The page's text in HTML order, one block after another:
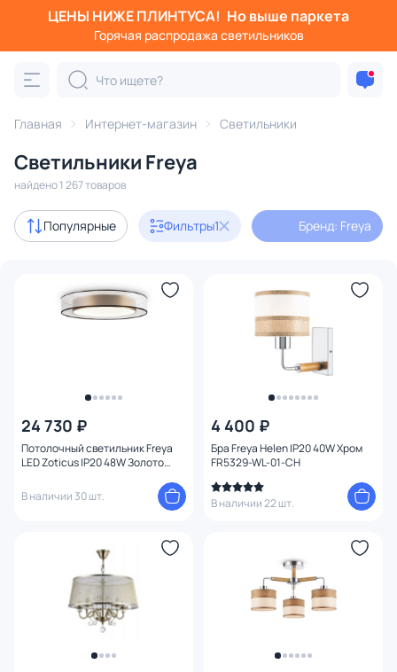
ЦЕНЫ НИЖЕ ПЛИНТУСА! Но выше паркета
Горячая распродажа светильников
Главная Интернет-магазин Светильники
Светильники Freya
найдено 1 267 товаров
Популярные Фильтры1 Бренд: Freya
24 730 ₽
Потолочный светильник Freya
LED Zoticus IP20 48W Золото
В наличии 30 шт.
4 400 ₽
Бра Freya Helen IP20 40W Хром
FR5329-WL-01-CH
В наличии 22 шт.
Фильтры
Категория:
Люстры Подвесные светильники
Акции 6
В наличии 816
Цвет
Вид лампы
Тип помещения